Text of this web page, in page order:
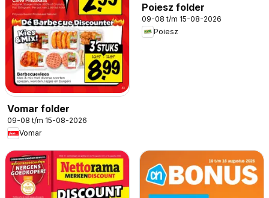
Vomar folder
09-08 t/m 15-08-2026
Vomar
Poiesz folder
09-08 t/m 15-08-2026
Poiesz